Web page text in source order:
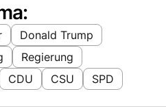
Donald Trump
Regierung
CDU CSU SPD